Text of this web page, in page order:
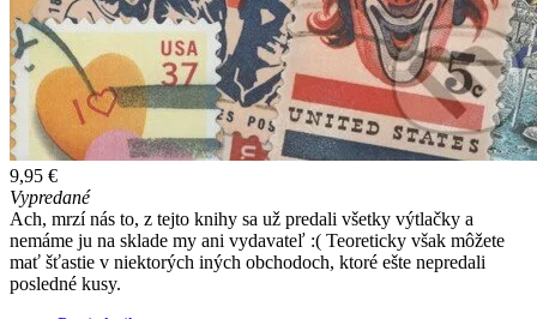
9,95 €
Vypredané
Ach, mrzí nás to, z tejto knihy sa už predali všetky výtlačky a
nemáme ju na sklade my ani vydavateľ :( Teoreticky však môžete
mať šťastie v niektorých iných obchodoch, ktoré ešte nepredali
posledné kusy.